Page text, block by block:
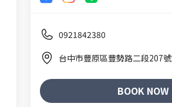
0921842380
台中市豐原區豐勢路二段207號
BOOK NOW